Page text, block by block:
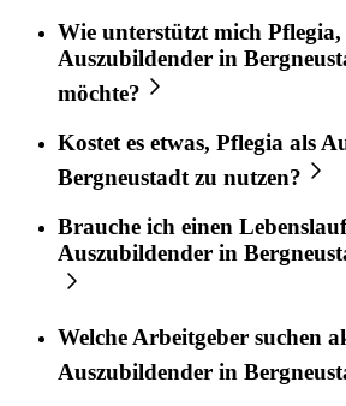
Wie unterstützt mich Pflegia,
Auszubildender in
möchte?
Kostet es etwas, Pflegia als
Bergneustadt zu nutzen?
Brauche ich einen
Auszubildender in
Welche Arbeitgeber suchen
Auszubildender in